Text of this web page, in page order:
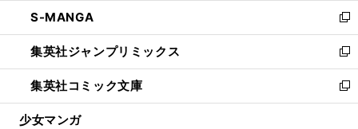
く
で
開
く
ド
ウ
で
開
く
ィ
ン
ド
ウ
で
開
し
い
ウ
ィ
ン
ド
ウ
S-MANGA
新
し
い
ウ
ィ
ン
集英社ジャンプリミックス
新
し
い
ウ
集英社コミック文庫
新
し
少女マンガ